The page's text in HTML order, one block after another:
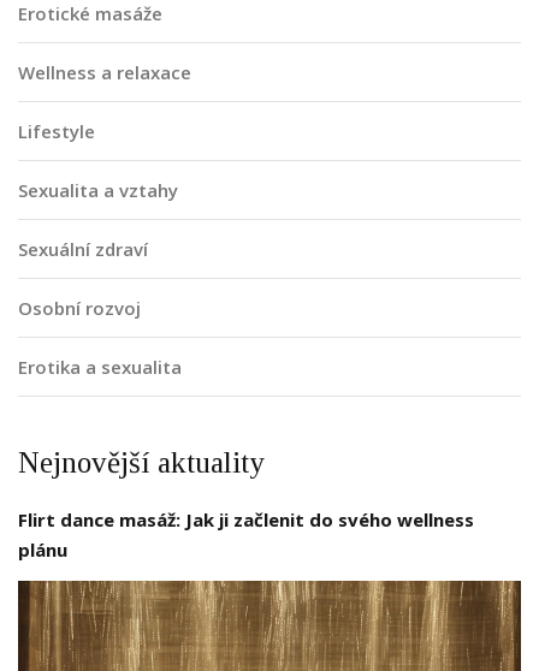
Erotické masáže
Wellness a relaxace
Lifestyle
Sexualita a vztahy
Sexuální zdraví
Osobní rozvoj
Erotika a sexualita
Nejnovější aktuality
Flirt dance masáž: Jak ji začlenit do svého wellness
plánu